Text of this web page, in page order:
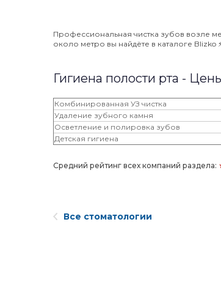
Профессиональная чистка зубов возле
около метро вы найдёте в каталоге Blizko
Гигиена полости рта -
Комбинированная УЗ чистка
Удаление зубного камня
Осветление и полировка зубов
Детская гигиена
Средний рейтинг всех компаний раздела:
Все стоматологии